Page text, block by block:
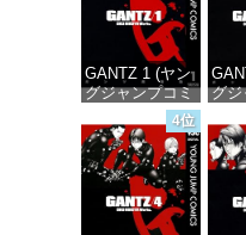
GANTZ 1 (ヤン
グジャンプコミ
ックスDIGITAL)
価格：¥100
グジ
ッ
4位